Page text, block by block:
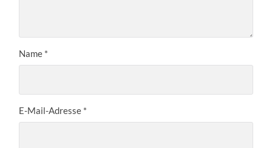
Name *
E-Mail-Adresse *